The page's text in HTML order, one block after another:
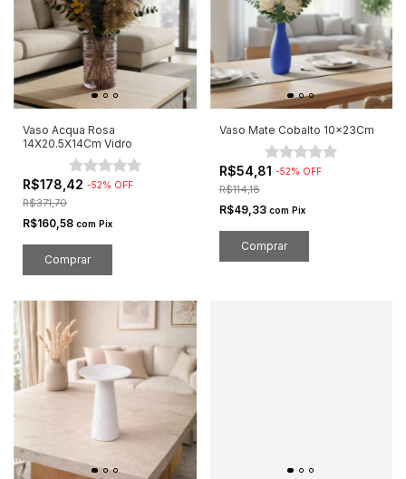
Vaso Acqua Rosa
14X20.5X14Cm Vidro
R$178,42 -52% OFF
R$371,70
R$160,58 com Pix
Vaso Mate Cobalto 10x23Cm
R$54,81 -52% OFF
R$114,18
R$49,33 com Pix